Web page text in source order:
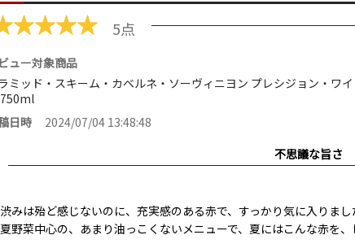
★★★★ 5点
ュー対象商品
ミッド・スキーム・カベルネ・ソーヴィニヨン プレシジョン・ワ
日時
2024/07/04 13:48:48
不思議な旨さ
渋みは殆ど感じないのに、充実感のある赤で、すっかり気に入りまし
夏野菜中心の、あまり油っこくないメニューで、夏にはこんな赤を